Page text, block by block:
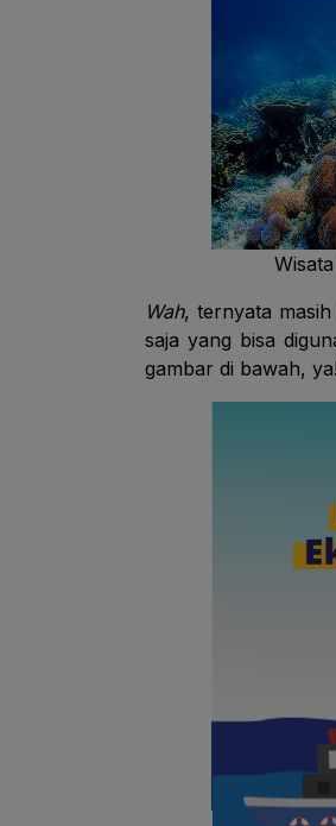
Wah, ternyata
saja yang bisa
gambar di bawah, ya!